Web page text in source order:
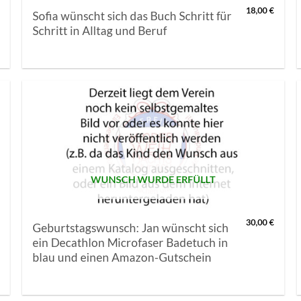
Sofia wünscht sich das Buch Schritt für
Schritt in Alltag und Beruf
18,00€
WUNSCH WURDE ERFÜLLT
Geburtstagswunsch: Jan wünscht sich
ein Decathlon Microfaser Badetuch in
blau und einen Amazon-Gutschein
30,00€